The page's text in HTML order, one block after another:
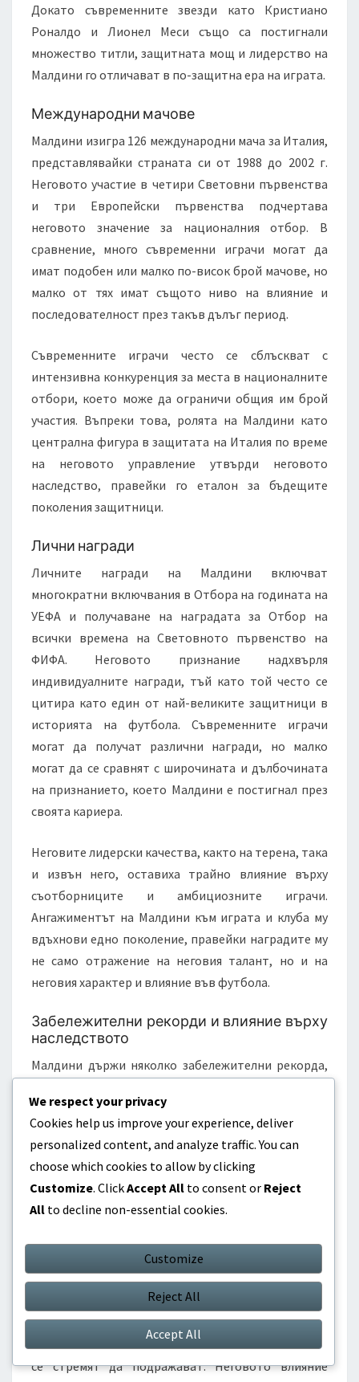
Докато съвременните звезди като Кристиано
Роналдо и Лионел Меси също са постигнали
множество титли, защитната мощ и лидерство на
Малдини го отличават в по-защитна ера на играта.
Международни мачове
Малдини изигра 126 международни мача за Италия,
представлявайки страната си от 1988 до 2002 г.
Неговото участие в четири Световни първенства
и три Европейски първенства подчертава
неговото значение за националния отбор. В
сравнение, много съвременни играчи могат да
имат подобен или малко по-висок брой мачове, но
малко от тях имат същото ниво на влияние и
последователност през такъв дълъг период.
Съвременните играчи често се сблъскват с
интензивна конкуренция за места в националните
отбори, което може да ограничи общия им брой
участия. Въпреки това, ролята на Малдини като
централна фигура в защитата на Италия по време
на неговото управление утвърди неговото
наследство, правейки го еталон за бъдещите
поколения защитници.
Лични награди
Личните награди на Малдини включват
многократни включвания в Отбора на годината на
УЕФА и получаване на наградата за Отбор на
всички времена на Световното първенство на
ФИФА. Неговото признание надхвърля
индивидуалните награди, тъй като той често се
цитира като един от най-великите защитници в
историята на футбола. Съвременните играчи
могат да получат различни награди, но малко
могат да се сравнят с широчината и дълбочината
на признанието, което Малдини е постигнал през
своята кариера.
Неговите лидерски качества, както на терена, така
и извън него, оставиха трайно влияние върху
съотборниците и амбициозните играчи.
Ангажиментът на Малдини към играта и клуба му
вдъхнови едно поколение, правейки наградите му
не само отражение на неговия талант, но и на
неговия характер и влияние във футбола.
Забележителни рекорди и влияние върху
наследството
Малдини държи няколко забележителни рекорда,
изиграл над 1000 професионални мача за един клуб.
Неговото наследство е характеризирано от
изключителните му защитни умения, тактическа
осведоменост и способността да се адаптира към
различни стилове на игра през десетилетия. Тази
адаптивност е ключов аспект при сравняването му
специализират в конкретни роли.
Влиянието му върху футбола надхвърля
статистиката; Малдини е задавал стандарт за
професионализъм и отдаденост, към който много
се стремят да подражават. Неговото влияние
We respect your privacy
Cookies help us improve your experience, deliver
personalized content, and analyze traffic. You can
choose which cookies to allow by clicking
Customize. ClickAccept All to consent or Reject
All to decline non-essential cookies.
Customize
Reject All
Accept All